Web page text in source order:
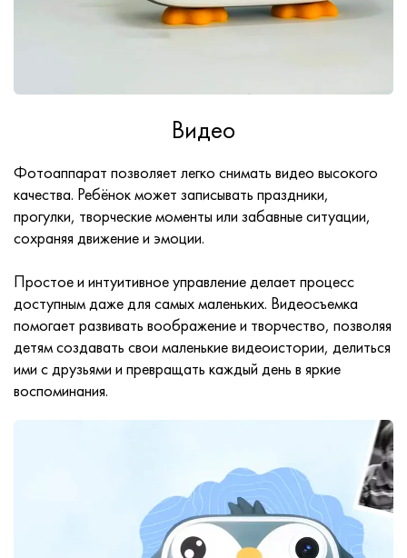
Видео
Фотоаппарат позволяет легко снимать видео высокого
качества. Ребёнок может записывать праздники,
прогулки, творческие моменты или забавные ситуации,
сохраняя движение и эмоции.
Простое и интуитивное управление делает процесс
доступным даже для самых маленьких. Видеосъемка
помогает развивать воображение и творчество, позволяя
детям создавать свои маленькие видеоистории, делиться
ими с друзьями и превращать каждый день в яркие
воспоминания.